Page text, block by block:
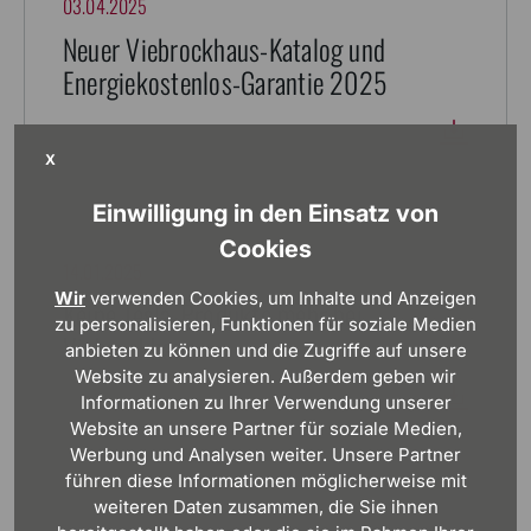
X
Einwilligung in den Einsatz von
Cookies
Wir verwenden Cookies, um Inhalte und Anzeigen
zu personalisieren, Funktionen für soziale Medien
anbieten zu können und die Zugriffe auf unsere
Website zu analysieren. Außerdem geben wir
Informationen zu Ihrer Verwendung unserer
Website an unsere Partner für soziale Medien,
Werbung und Analysen weiter. Unsere Partner
führen diese Informationen möglicherweise mit
weiteren Daten zusammen, die Sie ihnen
03.04.2025
Neuer Viebrockhaus-Katalog und
Energiekostenlos-Garantie 2025
Keine Tesla-Produkte mehr bei
Viebrockhaus